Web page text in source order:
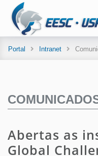
Portal Intranet
Abertas as
Global